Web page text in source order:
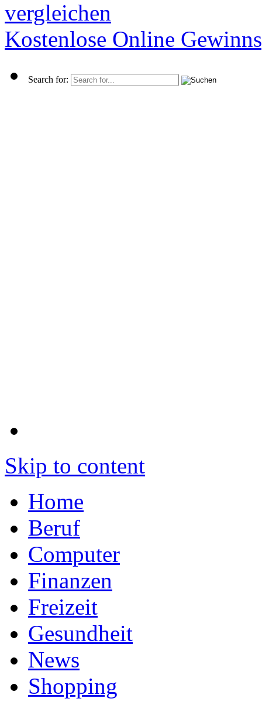
vergleichen
Kostenlose Online
Search for:
Skip to content
Home
Beruf
Computer
Finanzen
Freizeit
Gesundheit
News
Shopping